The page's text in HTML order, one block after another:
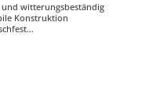
und witterungsbeständig
Konstruktion